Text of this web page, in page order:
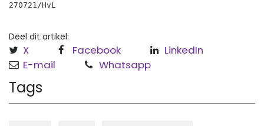
270721/HvL
Deel dit artikel:
X Facebook
LinkedIn
E-mail
Whatsapp
Tags